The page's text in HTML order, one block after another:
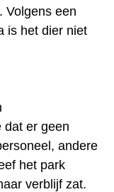
Volgens een
is het dier niet
dat er geen
andere
het park
verblijf zat.